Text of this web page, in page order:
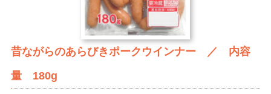
昔ながらのあらびきポークウインナー ／ 内容
量 180g